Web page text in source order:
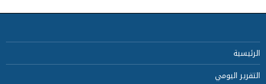
الرئيسية
التقرير اليومي